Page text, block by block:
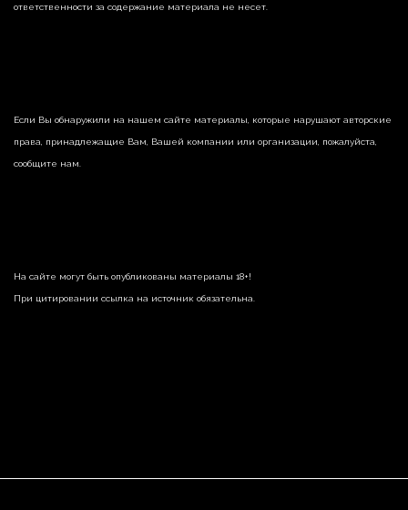
ответственности за содержание материала не несет.
Если Вы обнаружили на нашем сайте материалы, которые нарушают авторские
права, принадлежащие Вам, Вашей компании или организации, пожалуйста,
сообщите нам.
На сайте могут быть опубликованы материалы 18+!
При цитировании ссылка на источник обязательна.